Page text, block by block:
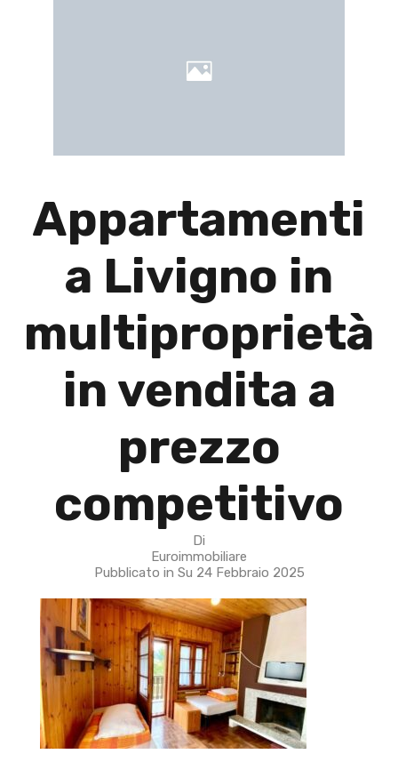
Appartamenti
a Livigno in
multiproprietà
in vendita a
prezzo
competitivo
Di
Euroimmobiliare
Pubblicato in Su 24 Febbraio 2025